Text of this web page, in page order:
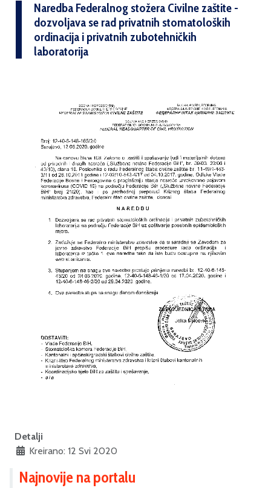
Naredba Federalnog stožera Civilne zaštite -
dozvoljava se rad privatnih stomatoloških
ordinacija i privatnih zubotehničkih
laboratorija
Detalji
Kreirano: 12 Svi 2020
Najnovije na portalu